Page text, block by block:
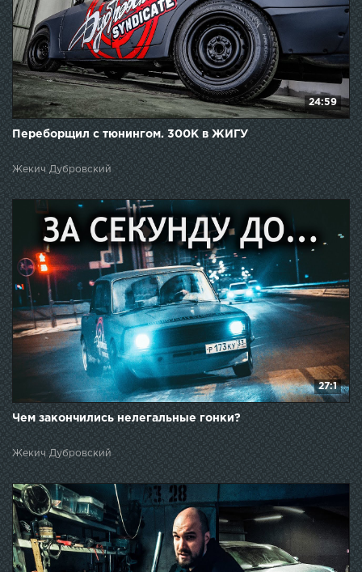
24:59
Переборщил с тюнингом. 300К в ЖИГУ
Жекич Дубровский
27:1
Чем закончились нелегальные гонки?
Жекич Дубровский